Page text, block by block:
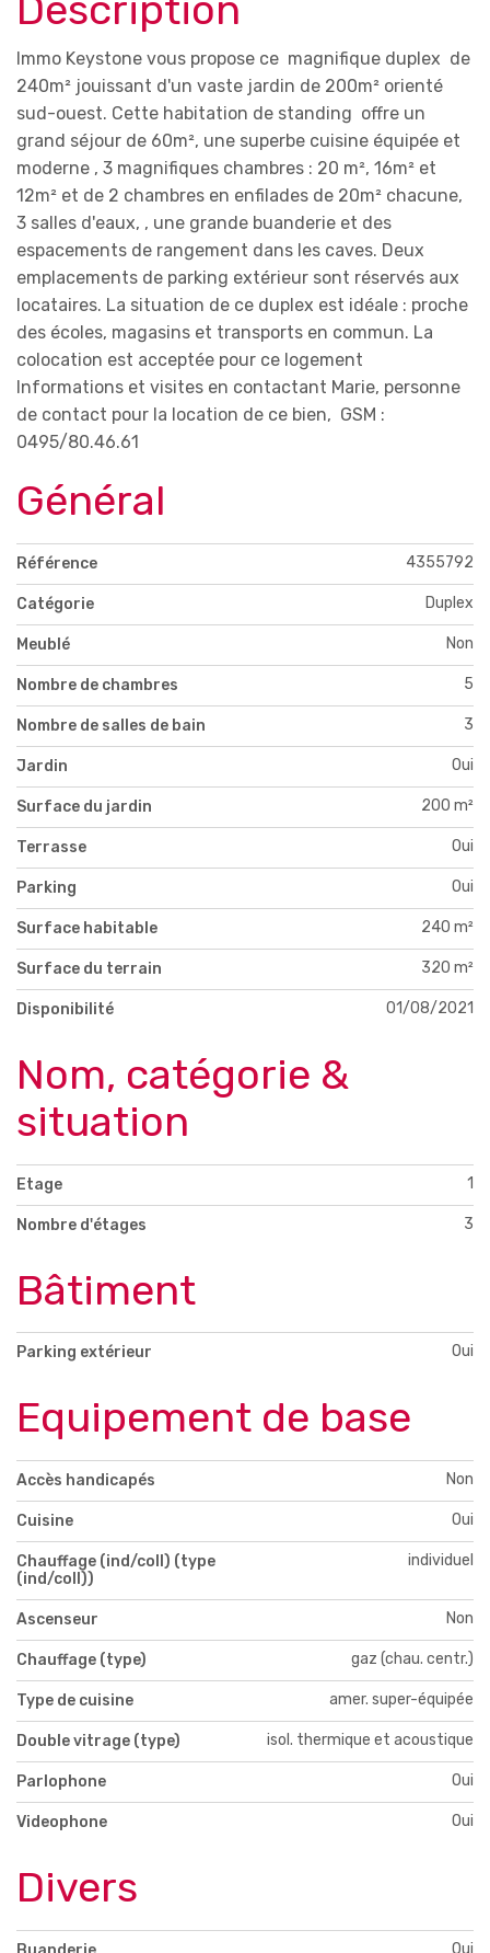
Immo Keystone vous propose ce magnifique duplex de
240m² jouissant d'un vaste jardin de 200m² orienté
sud-ouest. Cette habitation de standing offre un
grand séjour de 60m², une superbe cuisine équipée et
moderne , 3 magnifiques chambres : 20 m², 16m² et
12m² et de 2 chambres en enfilades de 20m² chacune,
3 salles d'eaux, , une grande buanderie et des
espacements de rangement dans les caves. Deux
emplacements de parking extérieur sont réservés aux
locataires. La situation de ce duplex est idéale : proche
des écoles, magasins et transports en commun. La
colocation est acceptée pour ce logement
Informations et visites en contactant Marie, personne
de contact pour la location de ce bien, GSM :
0495/80.46.61
Général
Référence 4355792
Catégorie Duplex
Meublé Non
Nombre de chambres 5
Nombre de salles de bain 3
Jardin Oui
Surface du jardin 200 m²
Terrasse Oui
Parking Oui
Surface habitable 240 m²
Surface du terrain 320 m²
Disponibilité 01/08/2021
Nom, catégorie &
situation
Etage 1
Nombre d'étages 3
Bâtiment
Parking extérieur Oui
Equipement de base
Accès handicapés Non
Cuisine Oui
Chauffage (ind/coll) (type
(ind/coll))
individuel
Ascenseur Non
Chauffage (type) gaz (chau. centr.)
Type de cuisine amer. super-équipée
Double vitrage (type) isol. thermique et acoustique
Parlophone Oui
Videophone Oui
Divers
Oui